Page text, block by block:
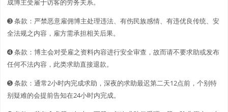
成博主受雇于访客的劳务关系。
➌ 条款：严禁恶意雇佣博主处理违法、有伤民族感情、有违优良传统、安
全法规之内容，雇方需承担相关后果。
➍ 条款：博主会对受雇之资料内容进行安全审查，故而请不要求助或发布
任何不法内容，此类求助直接退款。
➎ 条款：通常2小时内完成求助，深夜的求助最迟第二天12点前，个别特
别疑难的会提前告知在24小时内完成。